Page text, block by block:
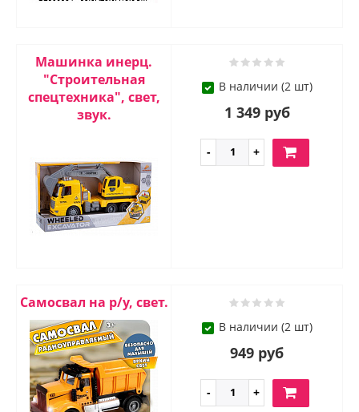
Машинка инерц.
"Строительная
спецтехника", свет,
звук.
В наличии (2 шт)
1 349 руб
Самосвал на р/у, свет.
В наличии (2 шт)
949 руб